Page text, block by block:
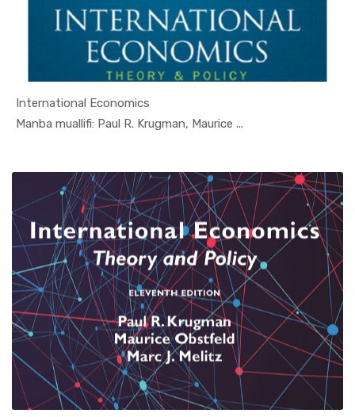
International Economics
Manba muallifi: Paul R. Krugman, Maurice ...
In Jahon i...